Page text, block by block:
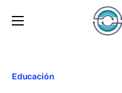
Educación